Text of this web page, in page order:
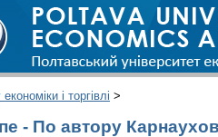
і торгівлі >
- По автору